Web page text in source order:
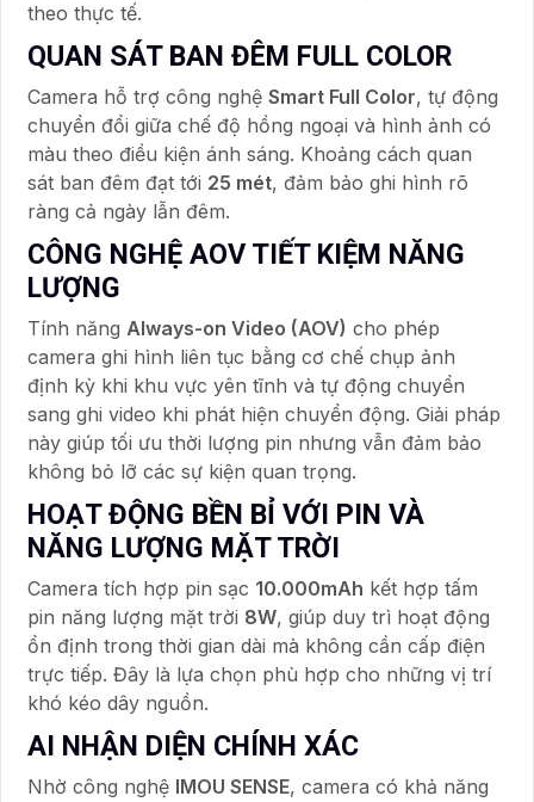
theo thực tế.
QUAN SÁT BAN ĐÊM FULL COLOR
Camera hỗ trợ công nghệ Smart Full Color, tự động
chuyển đổi giữa chế độ hồng ngoại và hình ảnh có
màu theo điều kiện ánh sáng. Khoảng cách quan
sát ban đêm đạt tới 25 mét, đảm bảo ghi hình rõ
ràng cả ngày lẫn đêm.
CÔNG NGHỆ AOV TIẾT KIỆM NĂNG
LƯỢNG
Tính năng Always-on Video (AOV) cho phép
camera ghi hình liên tục bằng cơ chế chụp ảnh
định kỳ khi khu vực yên tĩnh và tự động chuyển
sang ghi video khi phát hiện chuyển động. Giải pháp
này giúp tối ưu thời lượng pin nhưng vẫn đảm bảo
không bỏ lỡ các sự kiện quan trọng.
HOẠT ĐỘNG BỀN BỈ VỚI PIN VÀ
NĂNG LƯỢNG MẶT TRỜI
Camera tích hợp pin sạc 10.000mAh kết hợp tấm
pin năng lượng mặt trời 8W, giúp duy trì hoạt động
ổn định trong thời gian dài mà không cần cấp điện
trực tiếp. Đây là lựa chọn phù hợp cho những vị trí
khó kéo dây nguồn.
AI NHẬN DIỆN CHÍNH XÁC
Nhờ công nghệ IMOU SENSE, camera có khả năng